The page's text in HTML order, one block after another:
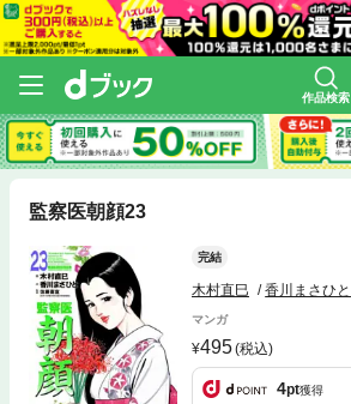
作品検索
監察医朝顔23
完結
木村直巳 香川まさひと
マンガ
495(税込)
4pt獲得